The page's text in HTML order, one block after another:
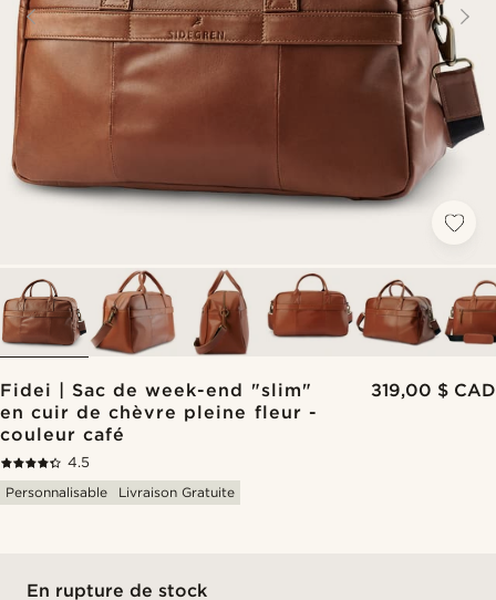
Fidei | Sac de week-end "slim"
en cuir de chèvre pleine fleur -
couleur café
319,00 $ CAD
4.5
Personnalisable
Livraison Gratuite
En rupture de stock